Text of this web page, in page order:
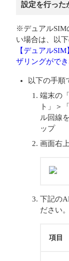
設定を行った
※デュアルSIM
い場合は、以
【デュアル
ザリングがで
以下の手順
端末の
ト」＞
ル回線
ップ
画面右
下記の
ださい
項目